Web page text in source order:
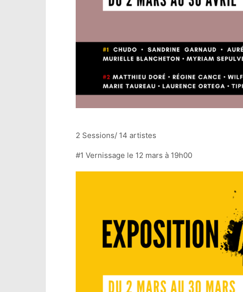
2 Sessions/ 14 artistes
#1 Vernissage le 12 mars à 19h00